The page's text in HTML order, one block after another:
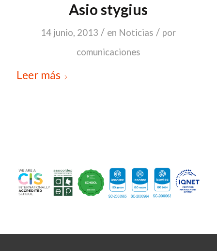
Asio stygius
14 junio, 2013 / en Noticias / por
comunicaciones
Leer más